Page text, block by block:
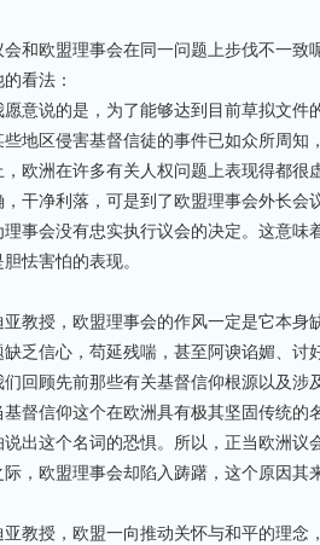
会和欧盟理事会在同一问题上步伐不一致
看法：
愿意说的是，为了能够达到目前草拟文件
些地区侵害基督信徒的事件已如众所周
，欧洲在许多有关人权问题上表现得都很
，干净利落，可是到了欧盟理事会外长会
理事会没有忠实执行议会的决定。这意味
怯害怕的表现。
亚教授，欧盟理事会的作风一定是它本身
乏信心，苟延残喘，甚至阿谀谄媚、讨
们回顾先前那些有关基督信仰根源以及涉
督信仰这个在欧洲具有极其坚固传统的
说出这个名词的恐惧。所以，正当欧洲议
，欧盟理事会却陷入踌躇，这个原因其
亚教授，欧盟一向推动关怀与和平的理念